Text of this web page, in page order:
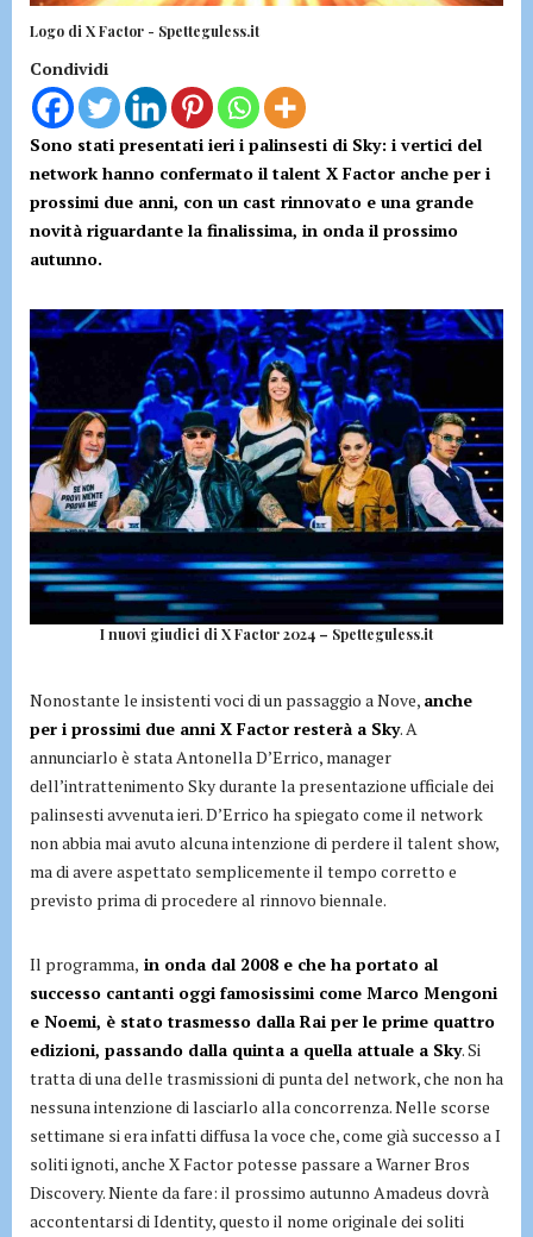
Logo di X Factor - Spetteguless.it
Condividi
Sono stati presentati ieri i palinsesti di Sky: i vertici del
network hanno confermato il talent X Factor anche per i
prossimi due anni, con un cast rinnovato e una grande
novità riguardante la finalissima, in onda il prossimo
autunno.
I nuovi giudici di X Factor 2024 – Spetteguless.it
Nonostante le insistenti voci di un passaggio a Nove, anche
per i prossimi due anni X Factor resterà a Sky. A
annunciarlo è stata Antonella D’Errico, manager
dell’intrattenimento Sky durante la presentazione ufficiale dei
palinsesti avvenuta ieri. D’Errico ha spiegato come il network
non abbia mai avuto alcuna intenzione di perdere il talent show,
ma di avere aspettato semplicemente il tempo corretto e
previsto prima di procedere al rinnovo biennale.
Il programma, in onda dal 2008 e che ha portato al
successo cantanti oggi famosissimi come Marco Mengoni
e Noemi, è stato trasmesso dalla Rai per le prime quattro
edizioni, passando dalla quinta a quella attuale a Sky. Si
tratta di una delle trasmissioni di punta del network, che non ha
nessuna intenzione di lasciarlo alla concorrenza. Nelle scorse
settimane si era infatti diffusa la voce che, come già successo a I
soliti ignoti, anche X Factor potesse passare a Warner Bros
Discovery. Niente da fare: il prossimo autunno Amadeus dovrà
accontentarsi di Identity, questo il nome originale dei soliti